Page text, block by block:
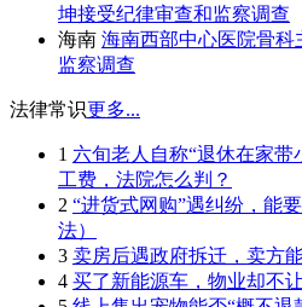
坤接受纪律审查和监察调查
海南 海南西部中心医院骨科
监察调查
法律常识更多...
1 六旬老人自称“退休在家
工费，法院怎么判？
2 “进货式网购”遇纠纷，能
法）
3 卖房后遇政府拆迁，卖方
4 买了新能源车，物业却不